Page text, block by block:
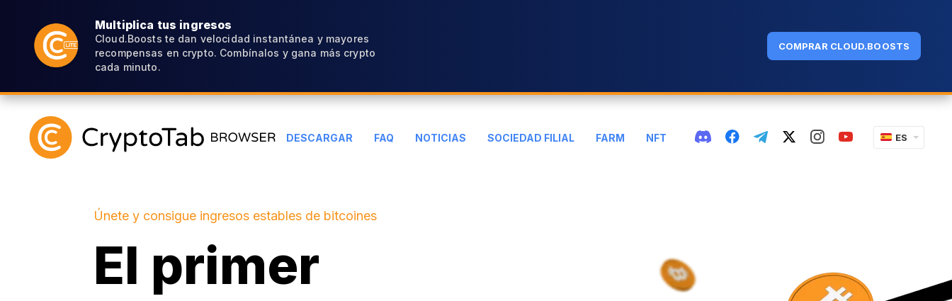
Multiplica tus ingresos
Cloud.Boosts te dan velocidad instantánea y mayores
recompensas en crypto. Combínalos y gana más crypto
cada minuto.
COMPRAR CLOUD.BOOSTS
DESCARGAR FAQ NOTICIAS SOCIEDAD FILIAL FARM NFT ES
Únete y consigue ingresos estables de bitcoines
El primer